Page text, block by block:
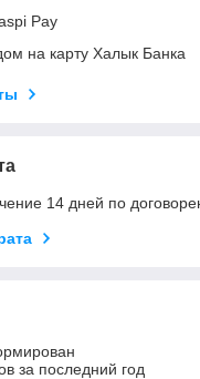
Pay
на карту Халык Банка
14 дней по
за последний год